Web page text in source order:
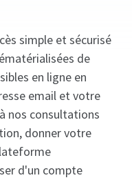
simple et sécurisé
de
en ligne en
email et votre
nos consultations
donner votre
d'un compte